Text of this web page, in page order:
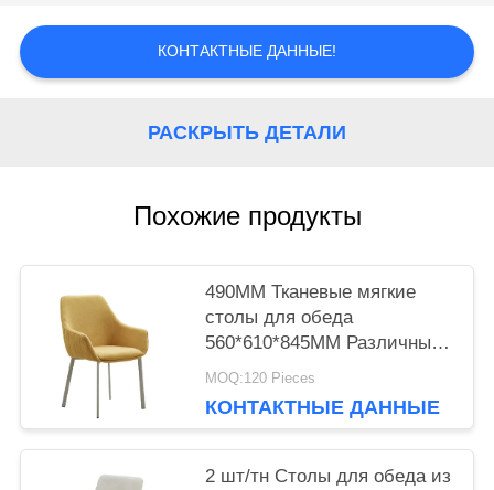
POLICY
КОНТАКТНЫЕ ДАННЫЕ!
РАСКРЫТЬ ДЕТАЛИ
Похожие продукты
490MM Тканевые мягкие
столы для обеда
560*610*845MM Различные
цвета
MOQ:120 Pieces
КОНТАКТНЫЕ ДАННЫЕ
2 шт/тн Столы для обеда из